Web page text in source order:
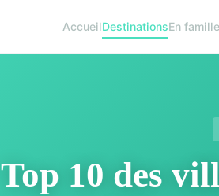
AccueilDestinationsEn famille
Top 10 des